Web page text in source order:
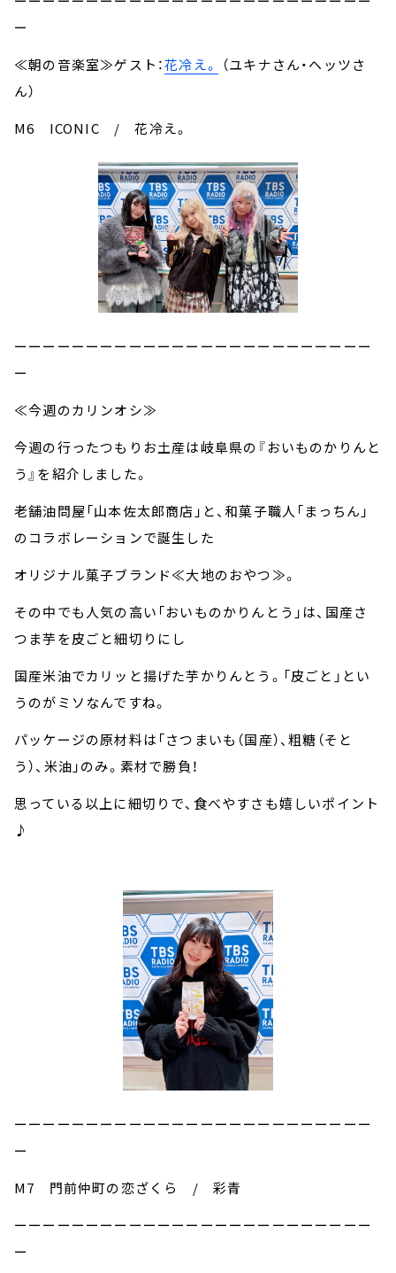
ー
≪朝の音楽室≫ゲスト：花冷え。
（ユキナさん・ヘッツさ
ん）
M6 ICONIC / 花冷え。
ーーーーーーーーーーーーーーーーーーーーーーーーー
ー
≪今週のカリンオシ≫
今週の行ったつもりお土産は岐阜県の『おいものかりんと
う』を紹介しました。
老舗油問屋「山本佐太郎商店」と、和菓子職人「まっちん」
のコラボレーションで誕生した
オリジナル菓子ブランド≪大地のおやつ≫。
その中でも人気の高い「おいものかりんとう」は、国産さ
つま芋を皮ごと細切りにし
国産米油でカリッと揚げた芋かりんとう。「皮ごと」とい
うのがミソなんですね。
パッケージの原材料は「さつまいも（国産）、粗糖（そと
う）、米油」のみ。素材で勝負！
思っている以上に細切りで、食べやすさも嬉しいポイント
♪
ーーーーーーーーーーーーーーーーーーーーーーーーー
ー
M7 門前仲町の恋ざくら / 彩青
ーーーーーーーーーーーーーーーーーーーーーーーーー
ー